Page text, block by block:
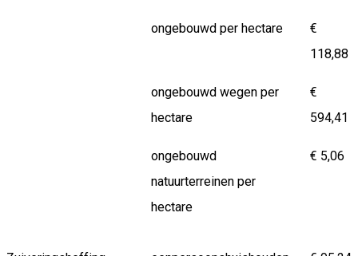
ongebouwd per hectare
€
118,88
ongebouwd wegen per
hectare
€
594,41
ongebouwd
natuurterreinen per
hectare
€ 5,06